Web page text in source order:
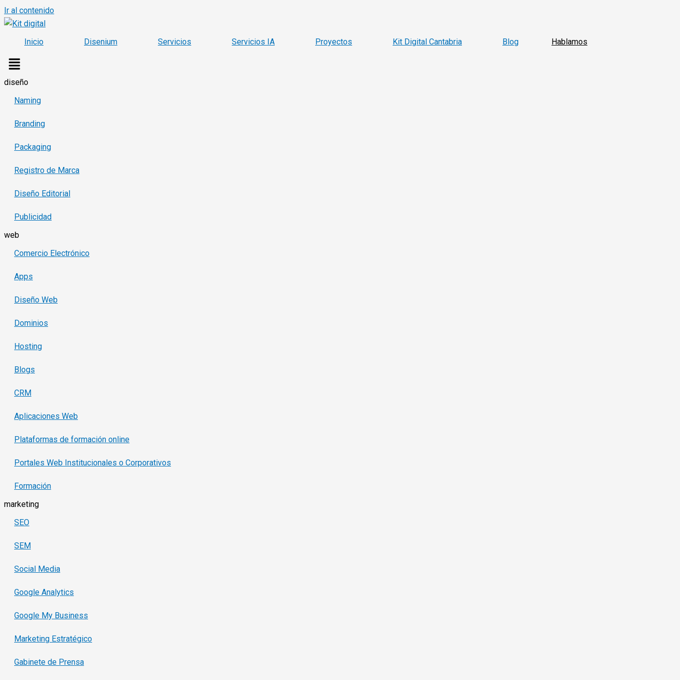
Ir al contenido
Inicio Disenium Servicios Servicios IA Proyectos Kit Digital Cantabria Blog Hablamos
diseño
Naming
Branding
Packaging
Registro de Marca
Diseño Editorial
Publicidad
web
Comercio Electrónico
Apps
Diseño Web
Dominios
Hosting
Blogs
CRM
Aplicaciones Web
Plataformas de formación online
Portales Web Institucionales o Corporativos
Formación
marketing
SEO
SEM
Social Media
Google Analytics
Google My Business
Marketing Estratégico
Gabinete de Prensa